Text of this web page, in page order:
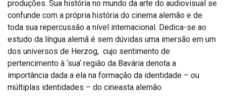
produções. Sua história no mundo da arte do audiovisual se
confunde com a própria história do cinema alemão e de
toda sua repercussão a nível internacional. Dedica-se ao
estudo da língua alemã é sem dúvidas uma imersão em um
dos universos de Herzog, cujo sentimento de
pertencimento à ‘sua’ região da Bavária denota a
importância dada a ela na formação da identidade – ou
múltiplas identidades – do cineasta alemão.